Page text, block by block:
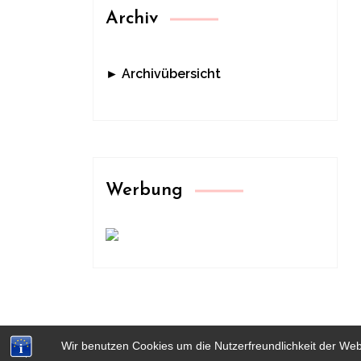
Wir benutzen Cookies um die Nutzerfreundlichkeit der
Archiv
► Archivübersicht
Werbung